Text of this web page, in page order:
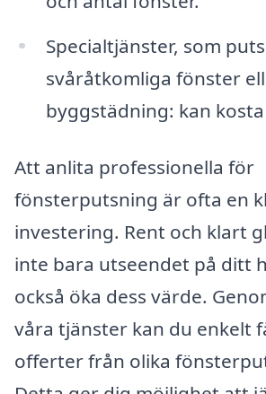
Specialtjänster, som
svåråtkomliga fönster
byggstädning: kan kosta
Att anlita professionella för
fönsterputsning är ofta en
investering. Rent och klart
inte bara utseendet på ditt
också öka dess värde.
våra tjänster kan du enkelt
offerter från olika